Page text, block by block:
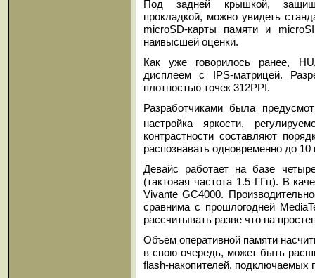
Под задней крышкой,
прокладкой, можно увидеть
microSD-карты памяти и
наивысшей оценки.
Как уже говорилось ранее,
дисплеем с IPS-матрицей.
плотностью точек 312PPI.
Разработчиками была
настройка яркости,
контрастности составляют
распознавать одновременно до 10
Девайс работает на базе
(тактовая частота 1.5 ГГц). В
Vivante GC4000.
сравнима с прошлогодней
рассчитывать разве что на
Объем оперативной памяти
в свою очередь, может быть
flash-накопителей, подключаемых